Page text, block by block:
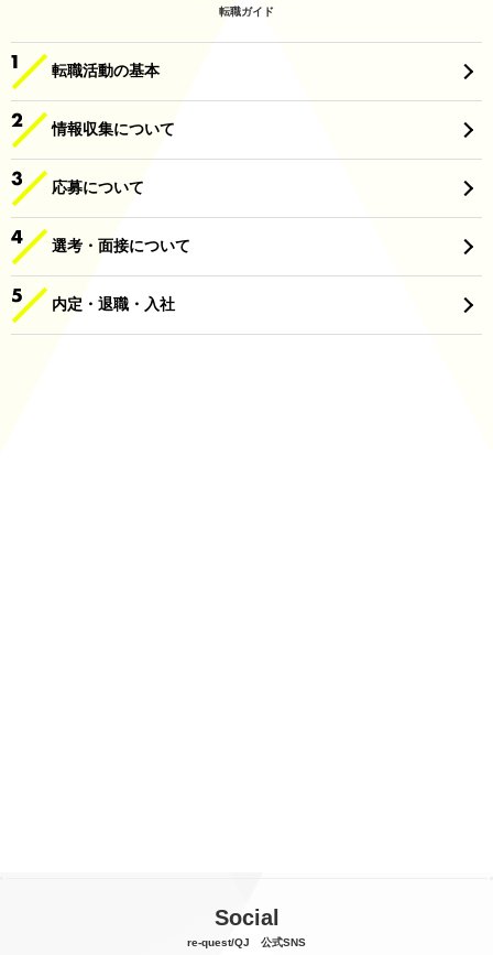
転職ガイド
転職活動の基本
情報収集について
応募について
選考・面接について
内定・退職・入社
Social
re-quest/QJ 公式SNS